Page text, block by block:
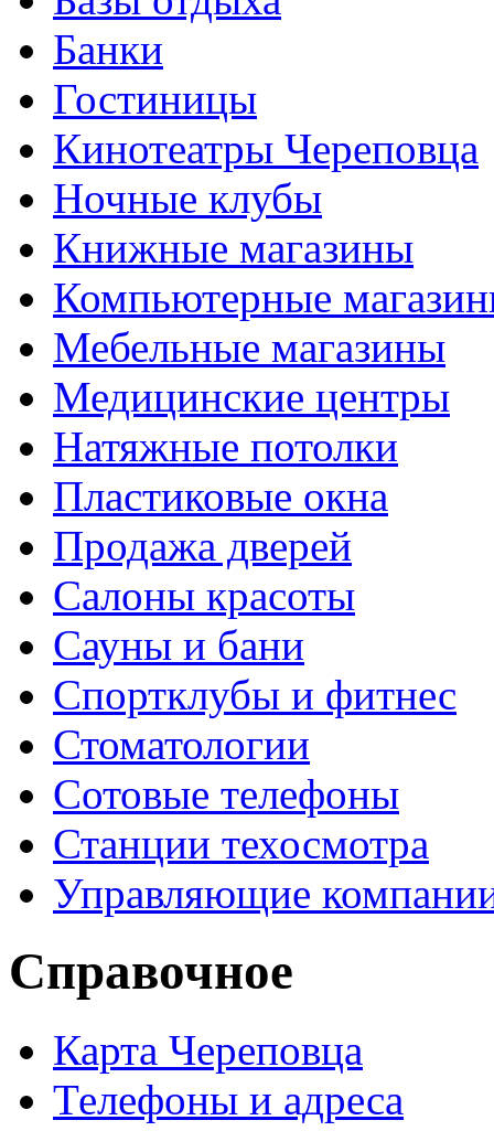
Банки
Гостиницы
Кинотеатры Череповца
Ночные клубы
Книжные магазины
Компьютерные
Мебельные магазины
Медицинские центры
Натяжные потолки
Пластиковые окна
Продажа дверей
Салоны красоты
Сауны и бани
Спортклубы и фитнес
Стоматологии
Сотовые телефоны
Станции техосмотра
Управляющие
Справочное
Карта Череповца
Телефоны и адреса